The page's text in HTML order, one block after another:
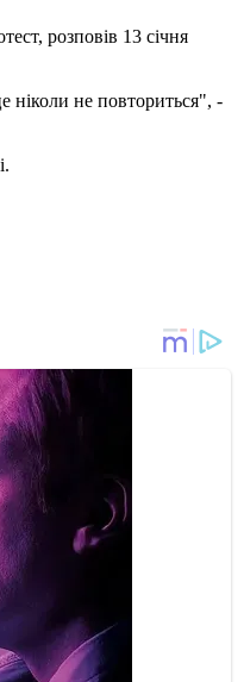
розповів 13 січня
ніколи не повториться", -